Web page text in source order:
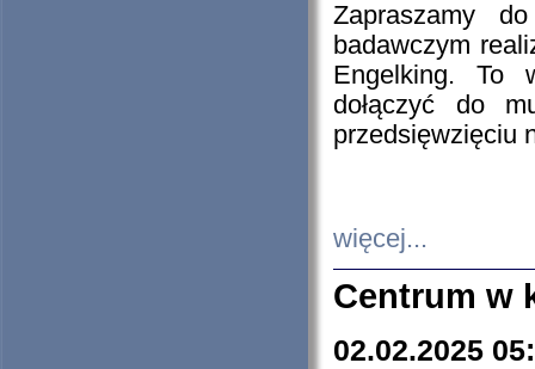
Zapraszamy
badawczym
Engelking. To
dołączyć do
przedsięwzięciu
więcej...
Centrum w
02.02.2025